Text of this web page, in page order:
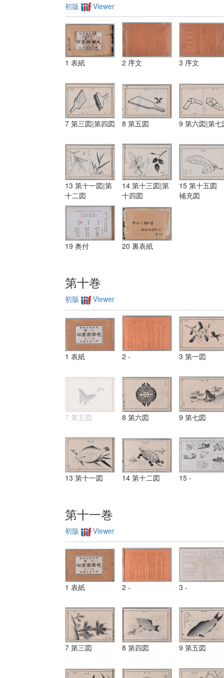
初版 Viewer
1 表紙 2 序文 3 序文
7 第三図|第四図 8 第五図 9 第六図|第七
13 第十一図|第
十二図
14 第十三図|第
十四図
15 第十五図
補充図
19 奥付 20 裏表紙
第十巻
初版 Viewer
1 表紙 2 - 3 第一図
7 第五図 8 第六図 9 第七図
13 第十一図 14 第十二図 15 -
第十一巻
初版 Viewer
1 表紙 2 - 3 -
7 第三図 8 第四図 9 第五図